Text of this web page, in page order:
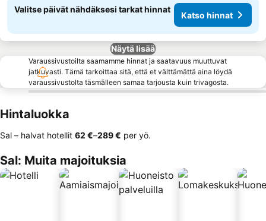
Valitse päivät nähdäksesi tarkat hinnat
Katso hinnat
Näytä lisää
Varaussivustoilta saamamme hinnat ja saatavuus muuttuvat
jatkuvasti. Tämä tarkoittaa sitä, että et välttämättä aina löydä
varaussivustolta täsmälleen samaa tarjousta kuin trivagosta.
Hintaluokka
Sal – halvat hotellit ‎62 €–‎289 € per yö.
Sal: Muita majoituksia